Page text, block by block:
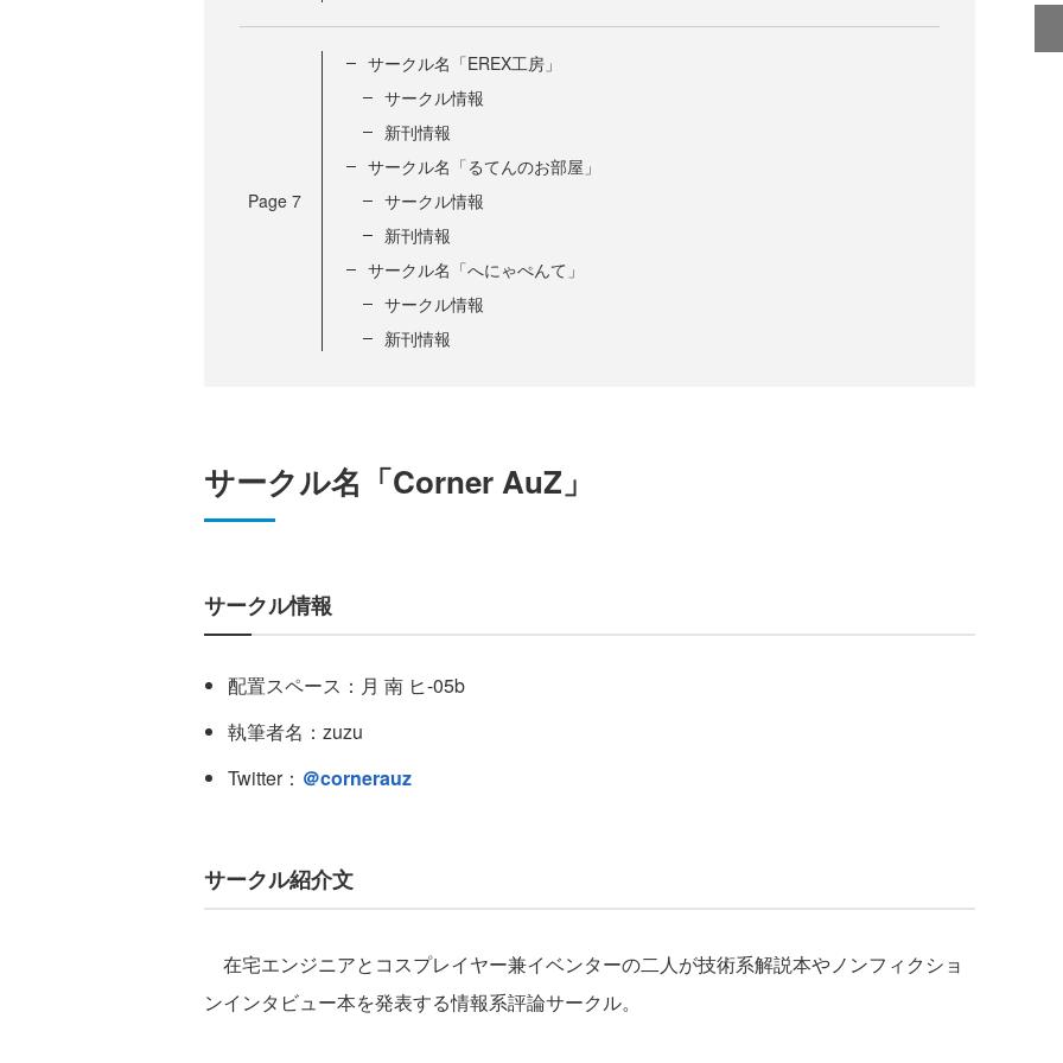
Page 7
サークル名「EREX工房」
サークル情報
新刊情報
サークル名「るてんのお部屋」
サークル情報
新刊情報
サークル名「へにゃぺんて」
サークル情報
新刊情報
サークル名「Corner AuZ」
サークル情報
配置スペース：月 南 ヒ-05b
執筆者名：zuzu
Twitter： ＠cornerauz
サークル紹介文
在宅エンジニアとコスプレイヤー兼イベンターの二人が技術系解説本やノンフィクショ
ンインタビュー本を発表する情報系評論サークル。